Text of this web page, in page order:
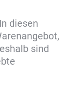
diesen
sind